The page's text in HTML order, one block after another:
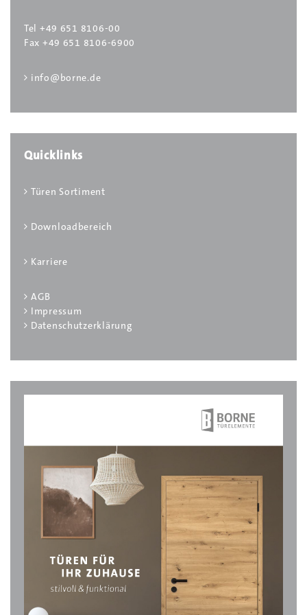
Eventuell helfen auch
Farberkennungssysteme, die es mittlerweile
Ihnen können Sie den Farbton im Raum per
Tel +49 651 8106-00
Fax +49 651 8106-6900
info@borne.de
Quicklinks
Türen Sortiment
Downloadbereich
Karriere
AGB
Impressum
Datenschutzerklärung